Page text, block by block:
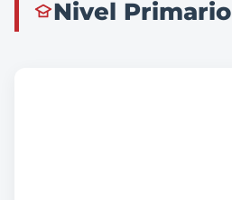
Nivel Primario